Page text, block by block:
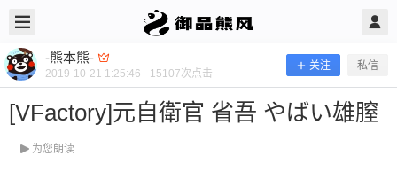
-熊本熊-
2019-10-21 1:25:46 15107次点击
关注 私信
[VFactory]元自衛官 省吾 やばい雄膣
为您朗读
-熊本熊- @ 御品熊风 2019/10/21